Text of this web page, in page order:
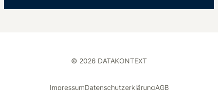
© 2026 DATAKONTEXT
ImpressumDatenschutzerklärungAGB